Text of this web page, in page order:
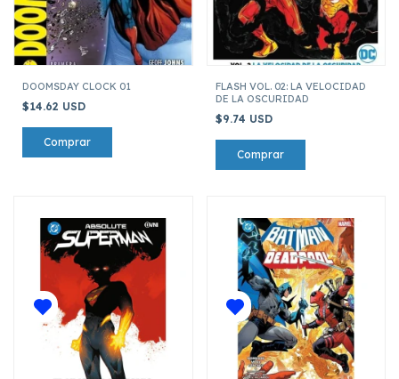
DOOMSDAY CLOCK 01
$14.62 USD
FLASH VOL. 02: LA VELOCIDAD
DE LA OSCURIDAD
$9.74 USD